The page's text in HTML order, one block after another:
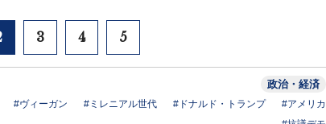
3 4 5
政治・経済
#ヴィーガン #ミレニアル世代 #ドナルド・トランプ
#アメリカ